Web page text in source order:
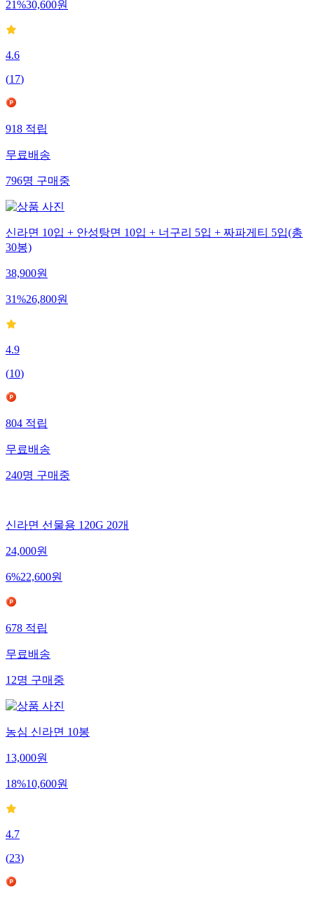
21%30,600원
4.6
(17)
918적립
무료배송
796명구매중
신라면 10입 + 안성탕면 10입 + 너구리 5입 + 짜파게티 5입(총
30봉)
38,900원
31%26,800원
4.9
(10)
804적립
무료배송
240명구매중
신라면 선물용 120G 20개
24,000원
6%22,600원
678적립
무료배송
12명구매중
농심 신라면 10봉
13,000원
18%10,600원
4.7
(23)